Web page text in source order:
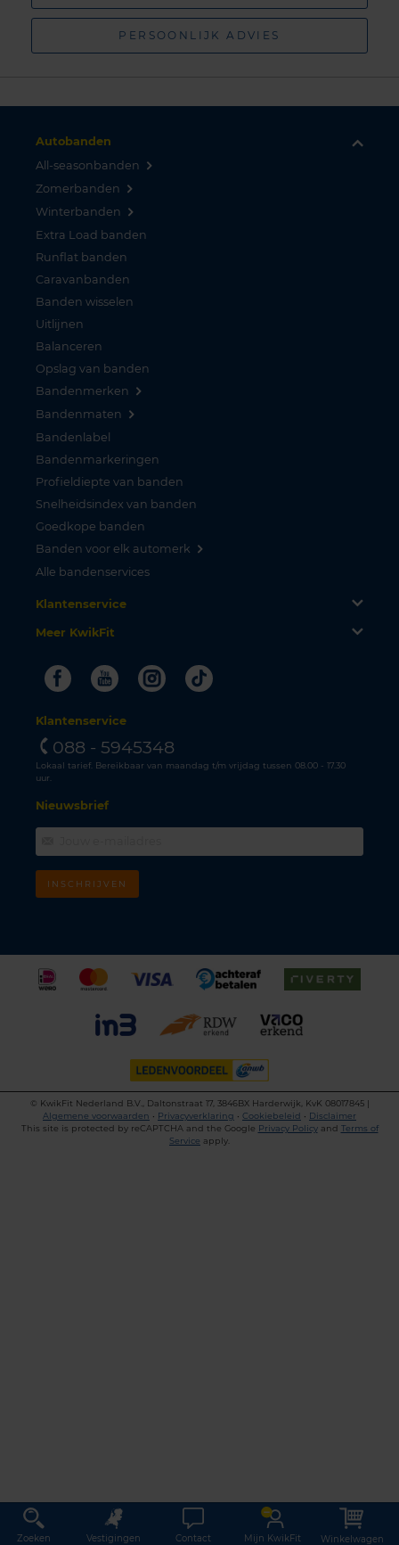
PERSOONLIJK ADVIES
Autobanden
All-seasonbanden
Zomerbanden
Winterbanden
Extra Load banden
Runflat banden
Caravanbanden
Banden wisselen
Uitlijnen
Balanceren
Opslag van banden
Bandenmerken
Bandenmaten
Bandenlabel
Bandenmarkeringen
Profieldiepte van banden
Snelheidsindex van banden
Goedkope banden
Banden voor elk automerk
Alle bandenservices
Klantenservice
Meer KwikFit
FacebookYoutubeInstagram
Tiktok
Klantenservice
088 - 5945348
Lokaal tarief. Bereikbaar van maandag t/m vrijdag tussen 08.00 - 17.30
uur.
Nieuwsbrief
INSCHRIJVEN
©
KwikFit Nederland B.V., Daltonstraat 17, 3846BX Harderwijk, KvK 08017845 |
Algemene voorwaarden • Privacyverklaring • Cookiebeleid • Disclaimer
This site is protected by reCAPTCHA and the Google Privacy Policyand Terms of
Service apply.
Zoeken Vestigingen Contact Mijn KwikFit Winkelwagen